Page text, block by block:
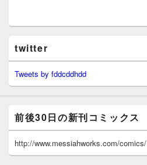
twitter
Tweets by fddcddhdd
前後30日の新刊コミックス
http://www.messiahworks.com/comics/